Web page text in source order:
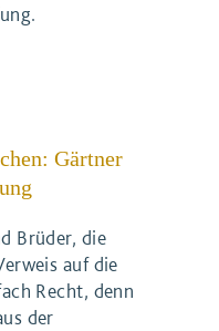
Gärtner
Brüder, die
auf die
Recht, denn
der